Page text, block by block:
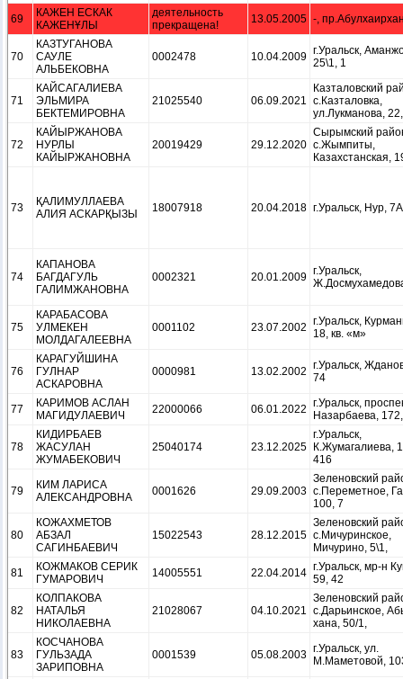
69
КАЖЕН ЕСКАК
КАЖЕНҰЛЫ
деятельность
прекращена!
13.05.2005 -,
70
КАЗТУГАНОВА
САУЛЕ
АЛЬБЕКОВНА
0002478 10.04.2009 г.Уральск,
25\1, 1
71
КАЙСАГАЛИЕВА
ЭЛЬМИРА
БЕКТЕМИРОВНА
21025540 06.09.2021
Казталовский
с.Казталовка,
ул.Лукманова, 22,
72
КАЙЫРЖАНОВА
НУРЛЫ
КАЙЫРЖАНОВНА
20019429 29.12.2020
Сырымский
с.Жымпиты,
Казахстанская,
73
ҚАЛИМУЛЛАЕВА
АЛИЯ АСКАРҚЫЗЫ
18007918 20.04.2018 г.Уральск, Нур,
74
КАПАНОВА
БАГДАГУЛЬ
ГАЛИМЖАНОВНА
0002321 20.01.2009 г.Уральск,
75
КАРАБАСОВА
УЛМЕКЕН
МОЛДАГАЛЕЕВНА
0001102 23.07.2002 г.Уральск,
18, кв. «м»
76
КАРАГУЙШИНА
ГУЛНАР
АСКАРОВНА
0000981 13.02.2002 г.Уральск,
74
77
КАРИМОВ АСЛАН
МАГИДУЛАЕВИЧ
22000066 06.01.2022 г.Уральск,
Назарбаева,
78
КИДИРБАЕВ
ЖАСУЛАН
ЖУМАБЕКОВИЧ
25040174 23.12.2025
г.Уральск,
К.Жумагалиева,
416
79
КИМ ЛАРИСА
АЛЕКСАНДРОВНА
0001626 29.09.2003
Зеленовский
с.Переметное,
100, 7
80
КОЖАХМЕТОВ
АБЗАЛ
САГИНБАЕВИЧ
15022543 28.12.2015
Зеленовский
с.Мичуринское,
Мичурино, 5\1,
81
КОЖМАКОВ СЕРИК
ГУМАРОВИЧ
14005551 22.04.2014 г.Уральск, мр-н
59, 42
82
КОЛПАКОВА
НАТАЛЬЯ
НИКОЛАЕВНА
21028067 04.10.2021
Зеленовский
с.Дарьинское,
хана, 50/1,
83
КОСЧАНОВА
ГУЛЬЗАДА
ЗАРИПОВНА
0001539 05.08.2003 г.Уральск, ул.
М.Маметовой,